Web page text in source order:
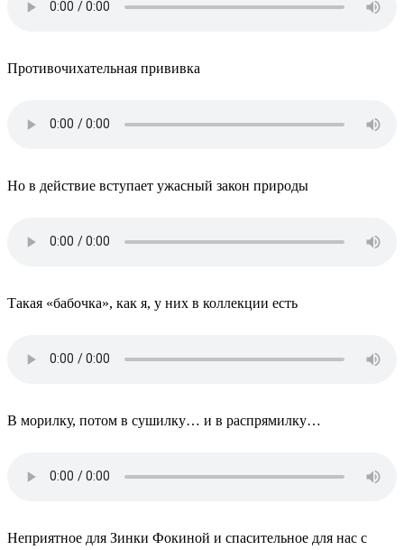
Противочихательная прививка
Но в действие вступает ужасный закон природы
Такая «бабочка», как я, у них в коллекции есть
В морилку, потом в сушилку… и в распрямилку…
Неприятное для Зинки Фокиной и спасительное для нас с